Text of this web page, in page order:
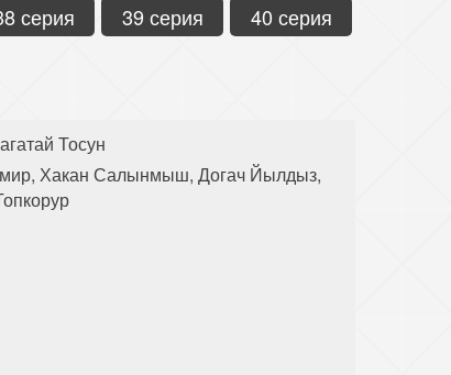
серия 39 серия
40 серия
Тосун
Хакан Салынмыш, Догач Йылдыз,